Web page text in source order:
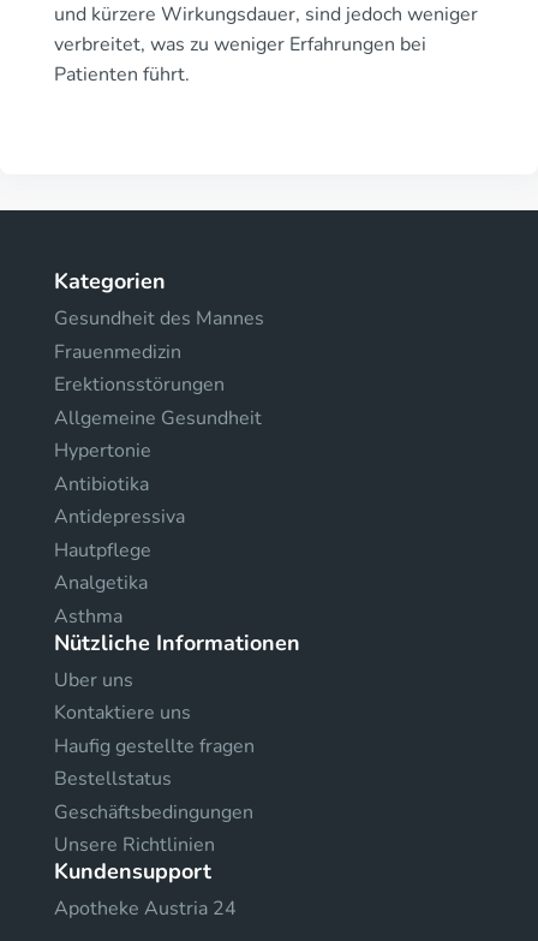
und kürzere Wirkungsdauer, sind jedoch weniger
verbreitet, was zu weniger Erfahrungen bei
Patienten führt.
Kategorien
Gesundheit des Mannes
Frauenmedizin
Erektionsstörungen
Allgemeine Gesundheit
Hypertonie
Antibiotika
Antidepressiva
Hautpflege
Analgetika
Asthma
Nützliche Informationen
Uber uns
Kontaktiere uns
Haufig gestellte fragen
Bestellstatus
Geschäftsbedingungen
Unsere Richtlinien
Kundensupport
Apotheke Austria 24